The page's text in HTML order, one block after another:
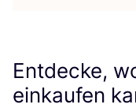
Entdecke,
einkaufen